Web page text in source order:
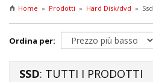
per
elettronica
Home » Prodotti » Hard Disk/dvd » Ssd
Ordina per:
SSD: TUTTI I PRODOTTI